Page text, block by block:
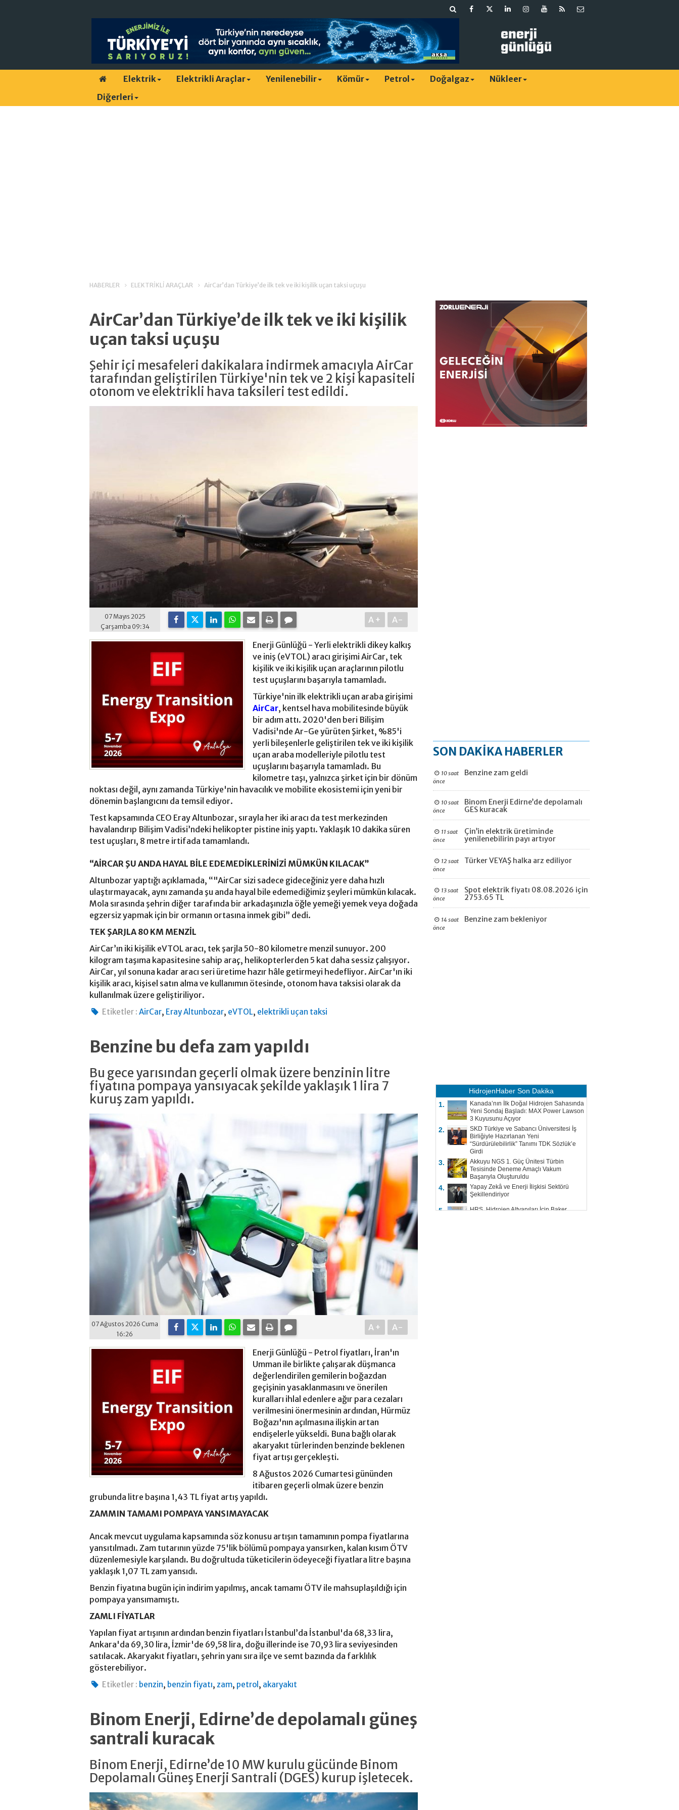
Elektrik Elektrikli Araçlar Yenilenebilir Kömür Petrol Doğalgaz
Nükleer
Diğerleri
HABERLER ELEKTRİKLİ ARAÇLAR AirCar’dan Türkiye’de ilk tek ve iki kişilik uçan taksi uçuşu
AirCar’dan Türkiye’de ilk tek ve iki kişilik
uçan taksi uçuşu
Şehir içi mesafeleri dakikalara indirmek amacıyla AirCar
tarafından geliştirilen Türkiye'nin tek ve 2 kişi kapasiteli
otonom ve elektrikli hava taksileri test edildi.
07 Mayıs 2025
Çarşamba 09:34
A+ A-
Enerji Günlüğü - Yerli elektrikli dikey kalkış
ve iniş (eVTOL) aracı girişimi AirCar, tek
kişilik ve iki kişilik uçan araçlarının pilotlu
test uçuşlarını başarıyla tamamladı.
Türkiye'nin ilk elektrikli uçan araba girişimi
AirCar, kentsel hava mobilitesinde büyük
bir adım attı. 2020'den beri Bilişim
Vadisi'nde Ar-Ge yürüten Şirket, %85'i
yerli bileşenlerle geliştirilen tek ve iki kişilik
uçan araba modelleriyle pilotlu test
uçuşlarını başarıyla tamamladı. Bu
kilometre taşı, yalnızca şirket için bir dönüm
noktası değil, aynı zamanda Türkiye'nin havacılık ve mobilite ekosistemi için yeni bir
dönemin başlangıcını da temsil ediyor.
Test kapsamında CEO Eray Altunbozar, sırayla her iki aracı da test merkezinden
havalandırıp Bilişim Vadisi’ndeki helikopter pistine iniş yaptı. Yaklaşık 10 dakika süren
test uçuşları, 8 metre irtifada tamamlandı.
“AİRCAR ŞU ANDA HAYAL BİLE EDEMEDİKLERİNİZİ MÜMKÜN KILACAK”
Altunbozar yaptığı açıklamada, “"AirCar sizi sadece gideceğiniz yere daha hızlı
ulaştırmayacak, aynı zamanda şu anda hayal bile edemediğimiz şeyleri mümkün kılacak.
Mola sırasında şehrin diğer tarafında bir arkadaşınızla öğle yemeği yemek veya doğada
egzersiz yapmak için bir ormanın ortasına inmek gibi” dedi.
TEK ŞARJLA 80 KM MENZİL
AirCar’ın iki kişilik eVTOL aracı, tek şarjla 50-80 kilometre menzil sunuyor. 200
kilogram taşıma kapasitesine sahip araç, helikopterlerden 5 kat daha sessiz çalışıyor.
AirCar, yıl sonuna kadar aracı seri üretime hazır hâle getirmeyi hedefliyor. AirCar'ın iki
kişilik aracı, kişisel satın alma ve kullanımın ötesinde, otonom hava taksisi olarak da
kullanılmak üzere geliştiriliyor.
Etiketler : AirCar, Eray Altunbozar, eVTOL, elektrikli uçan taksi
Benzine bu defa zam yapıldı
Bu gece yarısından geçerli olmak üzere benzinin litre
fiyatına pompaya yansıyacak şekilde yaklaşık 1 lira 7
kuruş zam yapıldı.
07 Ağustos 2026 Cuma
16:26
A+ A-
Enerji Günlüğü - Petrol fiyatları, İran'ın
Umman ile birlikte çalışarak düşmanca
değerlendirilen gemilerin boğazdan
geçişinin yasaklanmasını ve önerilen
kuralları ihlal edenlere ağır para cezaları
verilmesini önermesinin ardından, Hürmüz
Boğazı'nın açılmasına ilişkin artan
endişelerle yükseldi. Buna bağlı olarak
akaryakıt türlerinden benzinde beklenen
fiyat artışı gerçekleşti.
8 Ağustos 2026 Cumartesi gününden
itibaren geçerli olmak üzere benzin
grubunda litre başına 1,43 TL fiyat artış yapıldı.
ZAMMIN TAMAMI POMPAYA YANSIMAYACAK
Ancak mevcut uygulama kapsamında söz konusu artışın tamamının pompa fiyatlarına
yansıtılmadı. Zam tutarının yüzde 75'lik bölümü pompaya yansırken, kalan kısım ÖTV
düzenlemesiyle karşılandı. Bu doğrultuda tüketicilerin ödeyeceği fiyatlara litre başına
yaklaşık 1,07 TL zam yansıdı.
Benzin fiyatına bugün için indirim yapılmış, ancak tamamı ÖTV ile mahsuplaşıldığı için
pompaya yansımamıştı.
ZAMLI FİYATLAR
Yapılan fiyat artışının ardından benzin fiyatları İstanbul’da İstanbul'da 68,33 lira,
Ankara'da 69,30 lira, İzmir'de 69,58 lira, doğu illerinde ise 70,93 lira seviyesinden
satılacak. Akaryakıt fiyatları, şehrin yanı sıra ilçe ve semt bazında da farklılık
gösterebiliyor.
Etiketler : benzin, benzin fiyatı,zam, petrol , akaryakıt
Binom Enerji, Edirne’de depolamalı güneş
santrali kuracak
Binom Enerji, Edirne’de 10 MW kurulu gücünde Binom
Depolamalı Güneş Enerji Santrali (DGES) kurup işletecek.
SON DAKİKA HABERLER
10 saat
önce
Benzine zam geldi
10 saat
önce
Binom Enerji Edirne’de depolamalı
GES kuracak
11 saat
önce
Çin’in elektrik üretiminde
yenilenebilirin payı artıyor
12 saat
önce
Türker VEYAŞ halka arz ediliyor
13 saat
önce
Spot elektrik fiyatı 08.08.2026 için
2753.65 TL
14 saat
önce
Benzine zam bekleniyor
HidrojenHaber Son Dakika
1.
Kanada’nın İlk Doğal Hidrojen Sahasında
Yeni Sondaj Başladı: MAX Power Lawson
3 Kuyusunu Açıyor
2.
SKD Türkiye ve Sabancı Üniversitesi İş
Birliğiyle Hazırlanan Yeni
“Sürdürülebilirlik” Tanımı TDK Sözlük’e
Girdi
3.
Akkuyu NGS 1. Güç Ünitesi Türbin
Tesisinde Deneme Amaçlı Vakum
Başarıyla Oluşturuldu
4.
Yapay Zekâ ve Enerji İlişkisi Sektörü
Şekillendiriyor
5.
HRS, Hidrojen Altyapıları İçin Baker